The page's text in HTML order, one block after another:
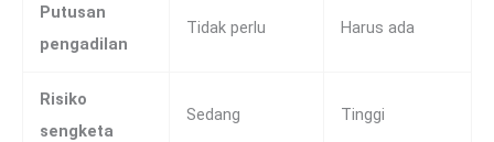
Putusan
pengadilan
Tidak perlu Harus ada
Risiko
sengketa
Sedang Tinggi